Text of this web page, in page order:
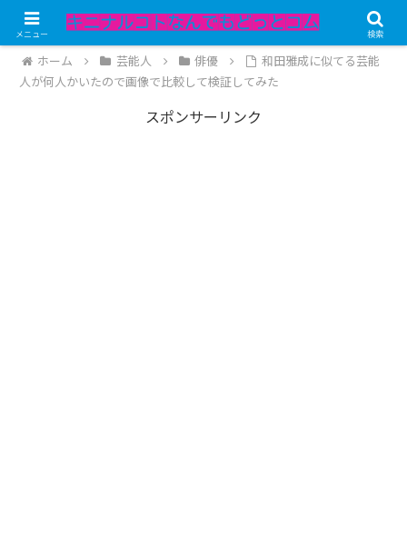
記事内にPRが含まれています。
ホーム 芸能人 俳優
和田雅成に似てる芸能
人が何人かいたので画像で比較して検証してみた
スポンサーリンク
メニュー 検索